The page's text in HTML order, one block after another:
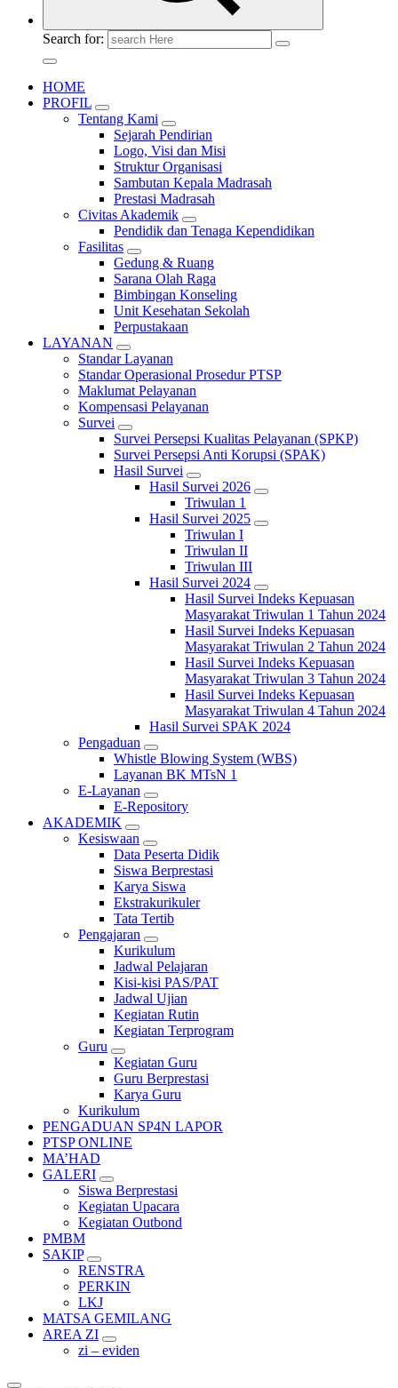
Search for:
HOME
PROFIL
Tentang Kami
Sejarah Pendirian
Logo, Visi dan Misi
Struktur Organisasi
Sambutan Kepala Madrasah
Prestasi Madrasah
Civitas Akademik
Pendidik dan Tenaga Kependidikan
Fasilitas
Gedung & Ruang
Sarana Olah Raga
Bimbingan Konseling
Unit Kesehatan Sekolah
Perpustakaan
LAYANAN
Standar Layanan
Standar Operasional Prosedur PTSP
Maklumat Pelayanan
Kompensasi Pelayanan
Survei
Survei Persepsi Kualitas Pelayanan (SPKP)
Survei Persepsi Anti Korupsi (SPAK)
Hasil Survei
Hasil Survei 2026
Triwulan 1
Hasil Survei 2025
Triwulan I
Triwulan II
Triwulan III
Hasil Survei 2024
Hasil Survei Indeks Kepuasan
Masyarakat Triwulan 1 Tahun 2024
Hasil Survei Indeks Kepuasan
Masyarakat Triwulan 2 Tahun 2024
Hasil Survei Indeks Kepuasan
Masyarakat Triwulan 3 Tahun 2024
Hasil Survei Indeks Kepuasan
Masyarakat Triwulan 4 Tahun 2024
Hasil Survei SPAK 2024
Pengaduan
Whistle Blowing System (WBS)
Layanan BK MTsN 1
E-Layanan
E-Repository
AKADEMIK
Kesiswaan
Data Peserta Didik
Siswa Berprestasi
Karya Siswa
Ekstrakurikuler
Tata Tertib
Pengajaran
Kurikulum
Jadwal Pelajaran
Kisi-kisi PAS/PAT
Jadwal Ujian
Kegiatan Rutin
Kegiatan Terprogram
Guru
Kegiatan Guru
Guru Berprestasi
Karya Guru
Kurikulum
PENGADUAN SP4N LAPOR
PTSP ONLINE
MA’HAD
GALERI
Siswa Berprestasi
Kegiatan Upacara
Kegiatan Outbond
PMBM
SAKIP
RENSTRA
PERKIN
LKJ
MATSA GEMILANG
AREA ZI
zi – eviden